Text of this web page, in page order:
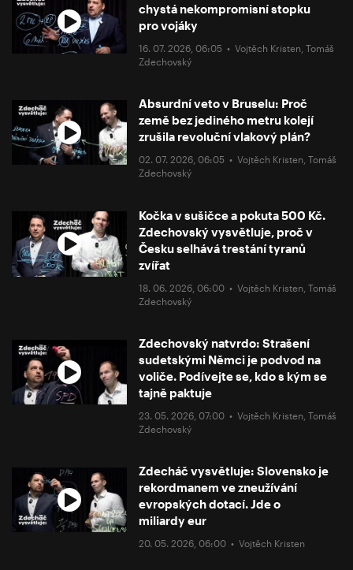
chystá nekompromisní stopku
pro vojáky
16. 07. 2026, 06:05 •Vojtěch Kristen ,Tomáš
Zdechovský
Absurdní veto v Bruselu: Proč
země bez jediného metru kolejí
zrušila revoluční vlakový plán?
02. 07. 2026, 06:05 •Vojtěch Kristen ,Tomáš
Zdechovský
Kočka v sušičce a pokuta 500 Kč.
Zdechovský vysvětluje, proč v
Česku selhává trestání tyranů
zvířat
18. 06. 2026, 06:00 •Vojtěch Kristen ,Tomáš
Zdechovský
Zdechovský natvrdo: Strašení
sudetskými Němci je podvod na
voliče. Podívejte se, kdo s kým se
tajně paktuje
23. 05. 2026, 07:00 •Vojtěch Kristen ,Tomáš
Zdechovský
Zdecháč vysvětluje: Slovensko je
rekordmanem ve zneužívání
evropských dotací. Jde o
miliardy eur
20. 05. 2026, 06:00 •Vojtěch Kristen